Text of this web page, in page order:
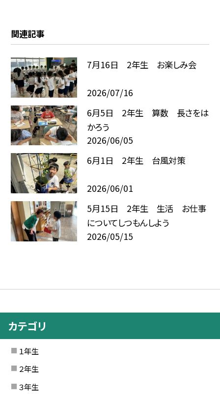
関連記事
7月16日 2年生 お楽しみ会
2026/07/16
6月5日 2年生 算数 長さをは
かろう
2026/06/05
6月1日 2年生 台風対策
2026/06/01
5月15日 2年生 生活 お仕事
についてしつもんしよう
2026/05/15
カテゴリ
１年生
２年生
３年生